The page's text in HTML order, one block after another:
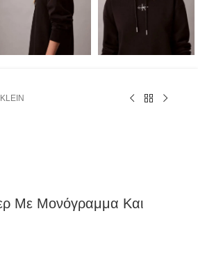
Με Μονόγραμμα Και